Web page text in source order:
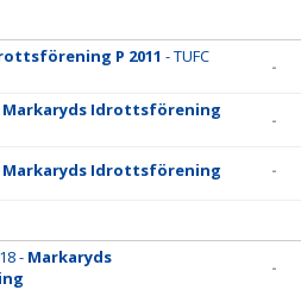
P 2011 - TUFC
-
Markaryds Idrottsförening
-
Markaryds Idrottsförening -
- Markaryds
-